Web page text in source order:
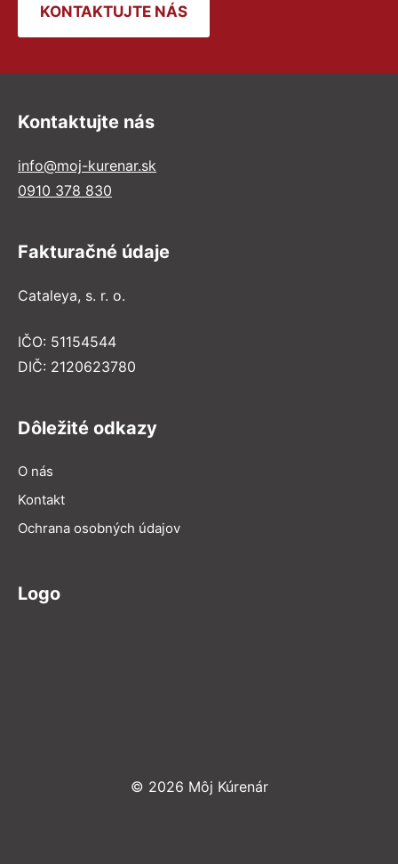
KONTAKTUJTE NÁS
Kontaktujte nás
info@moj-kurenar.sk
0910 378 830
Fakturačné údaje
Cataleya, s. r. o.
IČO: 51154544
DIČ: 2120623780
Dôležité odkazy
O nás
Kontakt
Ochrana osobných údajov
Logo
© 2026 Môj Kúrenár